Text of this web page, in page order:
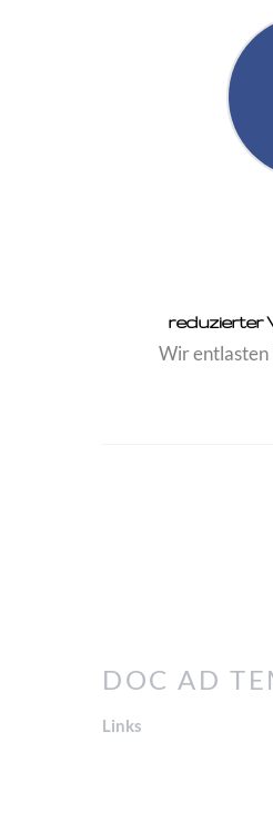
reduzierter
Wir entlasten
DOC AD
Links